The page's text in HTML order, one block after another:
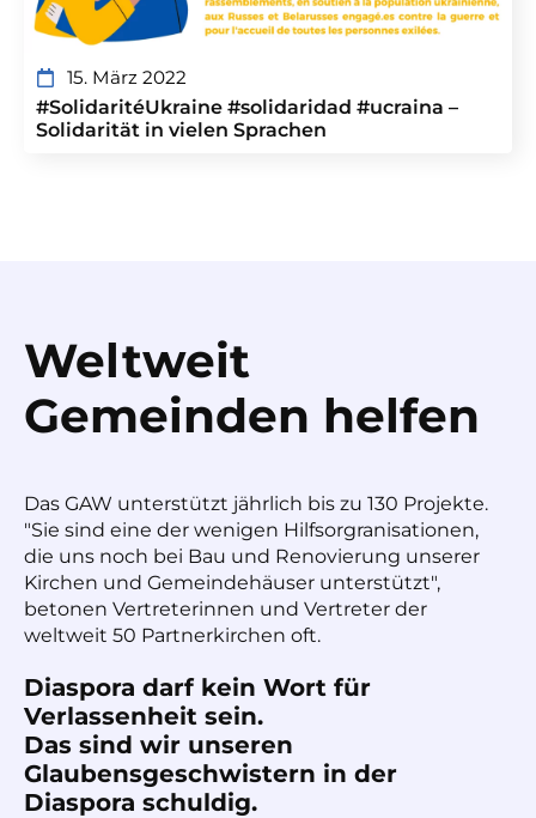
15. März 2022
#SolidaritéUkraine #solidaridad #ucraina –
Solidarität in vielen Sprachen
Weltweit
Gemeinden helfen
Das GAW unterstützt jährlich bis zu 130 Projekte.
"Sie sind eine der wenigen Hilfsorgranisationen,
die uns noch bei Bau und Renovierung unserer
Kirchen und Gemeindehäuser unterstützt",
betonen Vertreterinnen und Vertreter der
weltweit 50 Partnerkirchen oft.
Diaspora darf kein Wort für
Verlassenheit sein.
Das sind wir unseren
Glaubensgeschwistern in der
Diaspora schuldig.